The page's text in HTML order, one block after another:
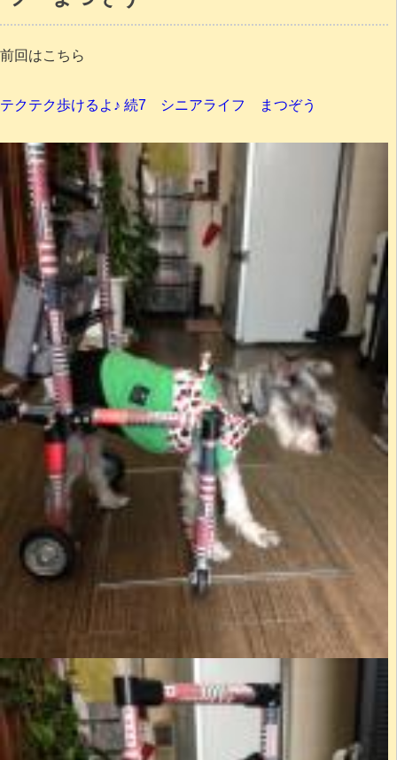
前回はこちら
テクテク歩けるよ♪ 続7 シニアライフ まつぞう